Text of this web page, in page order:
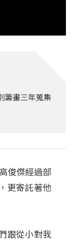
籌畫三年蒐集
俊傑經過部
更寄託著他
跟從小對我